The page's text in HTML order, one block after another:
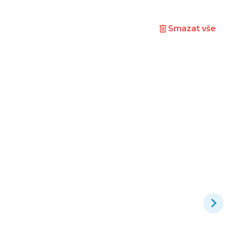
Smazat vše